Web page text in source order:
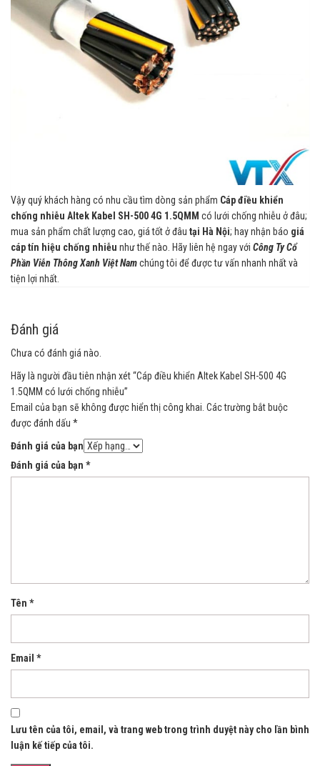
Vậy quý khách hàng có nhu cầu tìm dòng sản phẩm Cáp điều khiển
chống nhiễu Altek Kabel SH-500 4G 1.5QMM có lưới chống nhiễu ở đâu;
mua sản phẩm chất lượng cao, giá tốt ở đâu tại Hà Nội; hay nhận báo giá
cáp tín hiệu chống nhiễu như thế nào. Hãy liên hệ ngay với Công Ty Cổ
Phần Viễn Thông Xanh Việt Namchúng tôi để được tư vấn nhanh nhất và
tiện lợi nhất.
Đánh giá
Chưa có đánh giá nào.
Hãy là người đầu tiên nhận xét “Cáp điều khiển Altek Kabel SH-500 4G
1.5QMM có lưới chống nhiễu”
Email của bạn sẽ không được hiển thị công khai. Các trường bắt buộc
được đánh dấu *
Đánh giá của bạn
Đánh giá của bạn *
Tên *
Email *
Lưu tên của tôi, email, và trang web trong trình duyệt này cho lần bình
luận kế tiếp của tôi.